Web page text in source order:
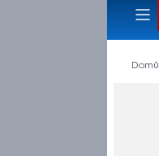
Domů